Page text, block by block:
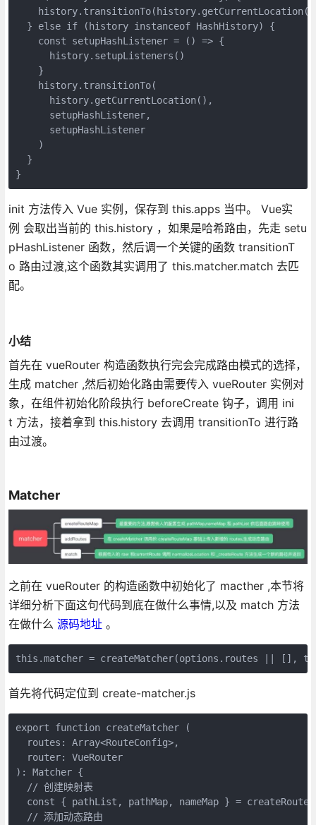
  } else if (history instanceof HashHistory) {
    const setupHashListener = () => {
      history.setupListeners()
    }
    history.transitionTo(
      history.getCurrentLocation(),
      setupHashListener,
      setupHashListener
    )
  }
}
init 方法传入 Vue 实例，保存到 this.apps 当中。 Vue实
例 会取出当前的 this.history ，如果是哈希路由，先走 setu
pHashListener 函数，然后调一个关键的函数 transitionT
o 路由过渡,这个函数其实调用了 this.matcher.match 去匹
配。
小结
首先在 vueRouter 构造函数执行完会完成路由模式的选择，
生成 matcher ,然后初始化路由需要传入 vueRouter 实例对
象，在组件初始化阶段执行 beforeCreate 钩子，调用 ini
t 方法，接着拿到 this.history 去调用 transitionTo 进行路
由过渡。
Matcher
之前在 vueRouter 的构造函数中初始化了 macther ,本节将
详细分析下面这句代码到底在做什么事情,以及 match 方法
在做什么 源码地址。
this.matcher = createMatcher(options.routes || [],
首先将代码定位到 create-matcher.js
export function createMatcher (
  routes: Array<RouteConfig>,
  router: VueRouter
): Matcher {
  // 创建映射表
const { pathList, pathMap, nameMap } =
  // 添加动态路由